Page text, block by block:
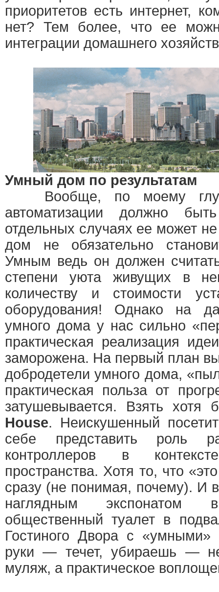
приоритетов есть интернет,
нет? Тем более, что ее
интеграции домашнего
Умный дом по результатам
Вообще, по моему
автоматизации должно
отдельных случаях ее может
дом не обязательно
Умным ведь он должен
степени уюта живущих в
количеству и стоимости
оборудования! Однако на
умного дома у нас сильно
практическая реализация
заморожена. На первый план
добродетели умного дома,
практическая польза от
затушевывается. Взять
House. Неискушенный
себе представить роль
контроллеров в
пространства. Хотя то, что
сразу (не понимая, почему). И
наглядным экспонатом
общественный туалет в
Гостиного Двора с «умными»
руки — течет, убираешь —
муляж, а практическое